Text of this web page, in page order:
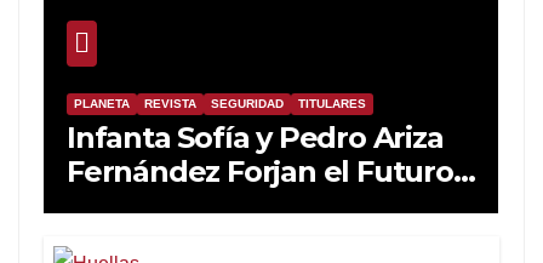
PLANETA REVISTA SEGURIDAD TITULARES
Infanta Sofía y Pedro Ariza
Fernández Forjan el Futuro
de la Soberanía Real